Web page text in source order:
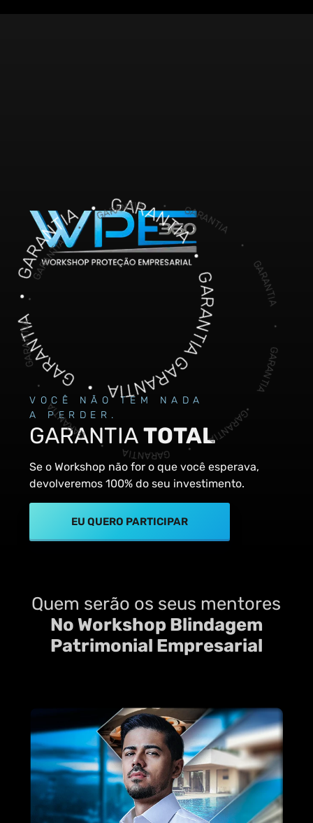
VOCÊ NÃO TEM NADA
A PERDER.
GARANTIATOTAL
Se o Workshop não for o que você esperava,
devolveremos 100% do seu investimento.
EU QUERO PARTICIPAR
GARANTIA • GARANTIA • GARANTIA • GARANTIA • GARANTIA • GARANTIA • GARANTIA • GARANTIA • GARANTIA • GARANTIA • GARANTIA • GARANTIA • GARANTIA • GARANTIA • GARANTIA • GARANTIA • GARANTIA • GARANTIA • GARANTIA • GARANTIA • GARANTIA • GARANTIA • GARANTIA • GARANTIA • GARANTIA • GARANTIA • GARANTIA • GARANTIA • GARANTIA • GARANTIA •
GARANTIA • GARANTIA • GARANTIA • GARANTIA • GARANTIA • GARANTIA • GARANTIA • GARANTIA • GARANTIA • GARANTIA • GARANTIA • GARANTIA • GARANTIA • GARANTIA • GARANTIA • GARANTIA • GARANTIA • GARANTIA • GARANTIA • GARANTIA • GARANTIA • GARANTIA • GARANTIA • GARANTIA • GARANTIA • GARANTIA • GARANTIA • GARANTIA • GARANTIA • GARANTIA •
Quem serão os seus mentores
No Workshop Blindagem
Patrimonial Empresarial